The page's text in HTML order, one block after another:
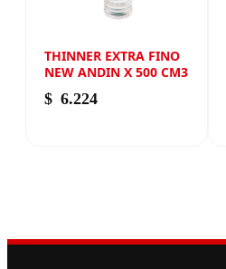
THINNER EXTRA FINO
NEW ANDIN X 500 CM3
$ 6.224